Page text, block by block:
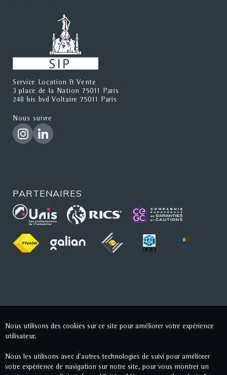
Service Location & Vente
3 place de la Nation 75011 Paris
248 bis bvd Voltaire 75011 Paris
Nous suivre
PARTENAIRES
Nous utilisons des cookies sur ce site pour améliorer votre expérience
utilisateur.
Nous les utilisons avec d'autres technologies de suivi pour améliorer
votre expérience de navigation sur notre site, pour vous montrer un